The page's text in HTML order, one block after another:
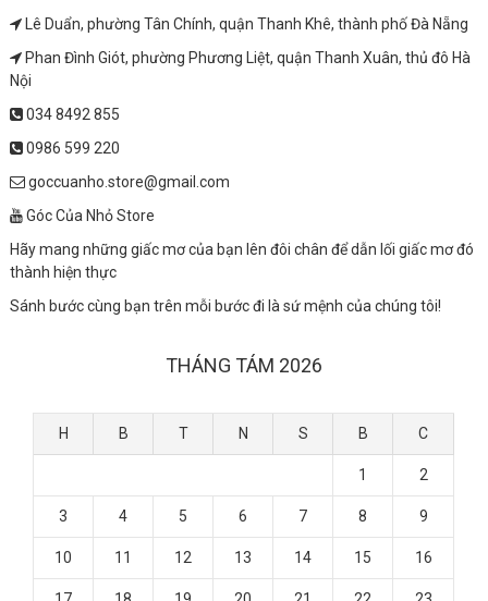
Lê Duẩn, phường Tân Chính, quận Thanh Khê, thành phố Đà Nẵng
Phan Đình Giót, phường Phương Liệt, quận Thanh Xuân, thủ đô Hà
Nội
034 8492 855
0986 599 220
goccuanho.store@gmail.com
Góc Của Nhỏ Store
Hãy mang những giấc mơ của bạn lên đôi chân để dẫn lối giấc mơ đó
thành hiện thực
Sánh bước cùng bạn trên mỗi bước đi là sứ mệnh của chúng tôi!
THÁNG TÁM 2026
H B T N S B C
1 2
3 4 5 6 7 8 9
10 11 12 13 14 15 16